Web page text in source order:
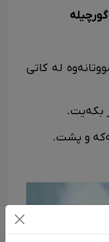
لە کاتی
بکەیت.
و پشت.